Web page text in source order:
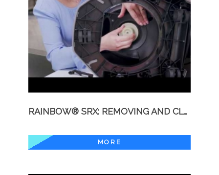
RAINBOW® SRX: REMOVING AND CLEANING THE SEPARATOR
MORE